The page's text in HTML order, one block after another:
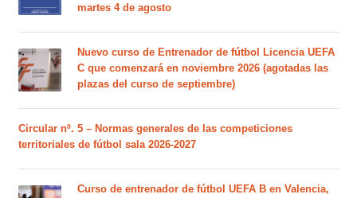
martes 4 de agosto
Nuevo curso de Entrenador de fútbol Licencia UEFA
C que comenzará en noviembre 2026 (agotadas las
plazas del curso de septiembre)
Circular nº. 5 – Normas generales de las competiciones
territoriales de fútbol sala 2026-2027
Curso de entrenador de fútbol UEFA B en Valencia,